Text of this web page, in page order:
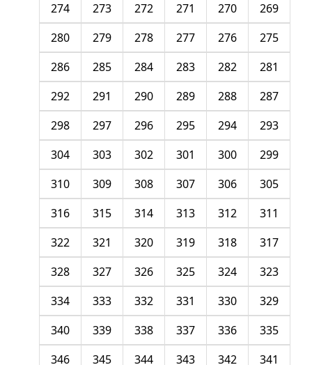
269
270
271
272
273
274
275
276
277
278
279
280
281
282
283
284
285
286
287
288
289
290
291
292
293
294
295
296
297
298
299
300
301
302
303
304
305
306
307
308
309
310
311
312
313
314
315
316
317
318
319
320
321
322
323
324
325
326
327
328
329
330
331
332
333
334
335
336
337
338
339
340
341
342
343
344
345
346